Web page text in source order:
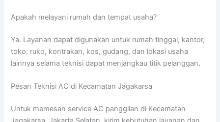
Apakah melayani rumah dan tempat usaha?
Ya. Layanan dapat digunakan untuk rumah tinggal, kantor,
toko, ruko, kontrakan, kos, gudang, dan lokasi usaha
lainnya selama teknisi dapat menjangkau titik pelanggan.
Pesan Teknisi AC di Kecamatan Jagakarsa
Untuk memesan service AC panggilan di Kecamatan